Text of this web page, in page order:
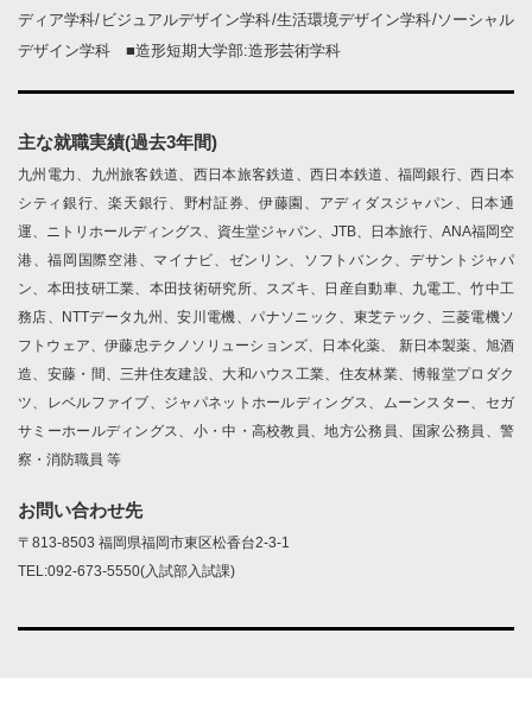
ディア学科/ビジュアルデザイン学科/生活環境デザイン学科/ソーシャル
デザイン学科 ■造形短期大学部:造形芸術学科
主な就職実績(過去3年間)
九州電力、九州旅客鉄道、西日本旅客鉄道、西日本鉄道、福岡銀行、西日本
シティ銀行、楽天銀行、野村証券、伊藤園、アディダスジャパン、日本通
運、ニトリホールディングス、資生堂ジャパン、JTB、日本旅行、ANA福岡空
港、福岡国際空港、マイナビ、ゼンリン、ソフトバンク、デサントジャパ
ン、本田技研工業、本田技術研究所、スズキ、日産自動車、九電工、竹中工
務店、NTTデータ九州、安川電機、パナソニック、東芝テック、三菱電機ソ
フトウェア、伊藤忠テクノソリューションズ、日本化薬、 新日本製薬、旭酒
造、安藤・間、三井住友建設、大和ハウス工業、住友林業、博報堂プロダク
ツ、レベルファイブ、ジャパネットホールディングス、ムーンスター、セガ
サミーホールディングス、小・中・高校教員、地方公務員、国家公務員、警
察・消防職員 等
お問い合わせ先
〒813-8503 福岡県福岡市東区松香台2-3-1
TEL:092-673-5550(入試部入試課)